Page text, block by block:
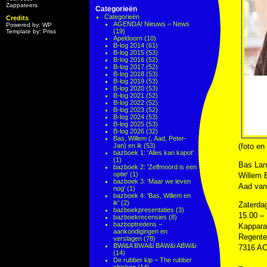
Zappateers
Credits
Powered by: WP
Template by: Priss
Categorieën
Categorieën
AGENDA! Nieuws – News
(19)
Apeldoorn (10)
B-log 2014 (61)
B-log 2015 (53)
B-log 2016 (52)
B-log 2017 (52)
B-log 2018 (53)
B-log 2019 (53)
B-log 2020 (53)
B-log 2021 (52)
B-log 2022 (52)
B-log 2023 (52)
B-log 2024 (53)
B-log 2025 (53)
B-log 2026 (32)
Bas, Willem (, Aad, Peter-
Jan) en ik (53)
bazboek 1: 'Alles kan kapot'
(1)
bazboek 2: 'Zelfmoord is een
optie' (1)
bazboek 3: 'Maar we leven
nog' (1)
bazboek 4: 'Bas, Willem en
ik' (2)
bazboekpresentaties (3)
bazboekrecensies (8)
bazboptredens –
aankondigingen en
verslagen (78)
BWi&A BWA&i BAW&i ABW&i
(14)
De rubber kip – The rubber
(foto
Bas
Willem
Aad
15.00 –
7316